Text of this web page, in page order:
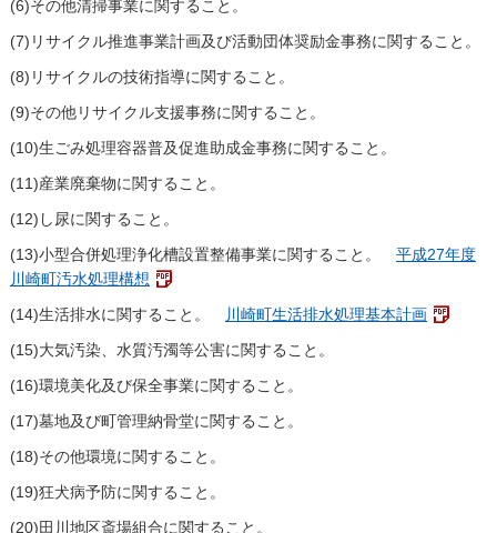
(6)その他清掃事業に関すること。
(7)リサイクル推進事業計画及び活動団体奨励金事務に関すること。
(8)リサイクルの技術指導に関すること。
(9)その他リサイクル支援事務に関すること。
(10)生ごみ処理容器普及促進助成金事務に関すること。
(11)産業廃棄物に関すること。
(12)し尿に関すること。
(13)小型合併処理浄化槽設置整備事業に関すること。 平成27年度
川崎町汚水処理構想
(14)生活排水に関すること。
川崎町生活排水処理基本計画
(15)大気汚染、水質汚濁等公害に関すること。
(16)環境美化及び保全事業に関すること。
(17)墓地及び町管理納骨堂に関すること。
(18)その他環境に関すること。
(19)狂犬病予防に関すること。
(20)田川地区斎場組合に関すること。